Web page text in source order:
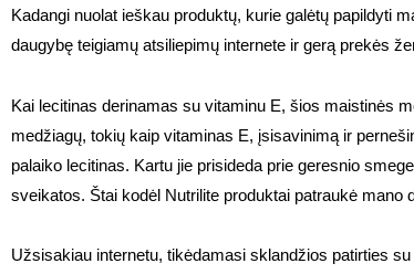
Kadangi nuolat ieškau produktų, kurie galėtų papildyti
daugybę teigiamų atsiliepimų internete ir gerą prekės
Kai lecitinas derinamas su vitaminu E, šios maistinės
medžiagų, tokių kaip vitaminas E, įsisavinimą ir
palaiko lecitinas. Kartu jie prisideda prie geresnio
sveikatos. Štai kodėl Nutrilite produktai patraukė mano
Užsisakiau internetu, tikėdamasi sklandžios patirties